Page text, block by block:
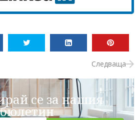
Следваща
се за нашия
бюлетин